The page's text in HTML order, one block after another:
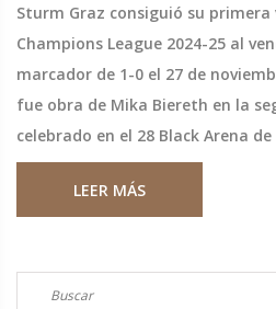
Sturm Graz consiguió su primera
Champions League 2024-25 al
marcador de 1-0 el 27 de
fue obra de Mika Biereth en la
celebrado en el 28 Black Arena
victoria es un hito crucial para el
serie de derrotas en la
LEER MÁS